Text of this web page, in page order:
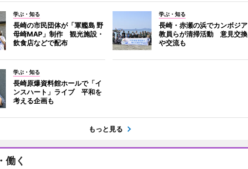
学ぶ・知る
長崎の市民団体が「軍艦島 野
母崎MAP」制作 観光施設・
飲食店などで配布
学ぶ・知る
長崎・赤瀬の浜でカンボジア
教員らが清掃活動 意見交換
や交流も
学ぶ・知る
長崎原爆資料館ホールで「イ
ンスハート」ライブ 平和を
考える企画も
もっと見る
働く